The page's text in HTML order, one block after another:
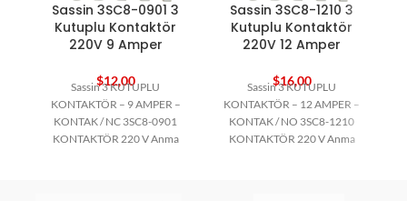
Sassin 3SC8-0901 3
Kutuplu Kontaktör
220V 9 Amper
$12,00
Sassin 3 KUTUPLU
KONTAKTÖR – 9 AMPER –
KONTAK / NC 3SC8-0901
KONTAKTÖR 220 V Anma
Sassin 3SC8-1210 3
Kutuplu Kontaktör
220V 12 Amper
$16,00
Sassin 3 KUTUPLU
KONTAKTÖR – 12 AMPER –
KONTAK / NO 3SC8-1210
KONTAKTÖR 220 V Anma